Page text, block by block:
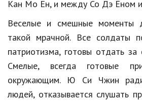
Праздники и подарки
Кинематограф
Домашние животные
Семья и дети
Путешествия
Кан Мо Ен, и между Со Дэ Ёном
Веселые и смешные моменты
такой мрачной. Все солдаты
патриотизма, готовы отдать за
Смелые, всегда готовые
окружающим. Ю Си Чжин ради
людей, отказывается слушать